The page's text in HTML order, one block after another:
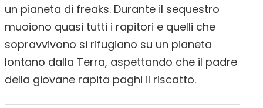
un pianeta di freaks. Durante il sequestro
muoiono quasi tutti i rapitori e quelli che
sopravvivono si rifugiano su un pianeta
lontano dalla Terra, aspettando che il padre
della giovane rapita paghi il riscatto.